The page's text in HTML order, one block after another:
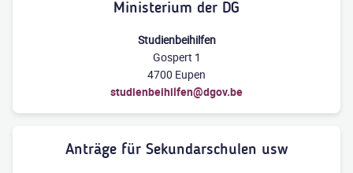
Ministerium der DG
Studienbeihilfen
Gospert 1
4700 Eupen
studienbeihilfen@dgov.be
Anträge für Sekundarschulen usw